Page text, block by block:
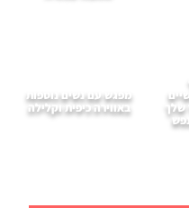
מפגש עם נשים נוספות
באווירה כיפית וקלילה
שלך